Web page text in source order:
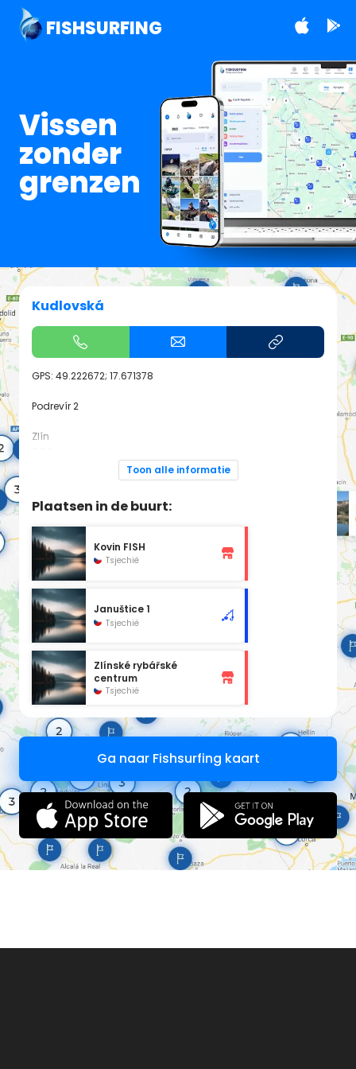
FISHSURFING
Vissen
zonder
grenzen
Kudlovská
GPS: 49.222672; 17.671378
Podrevír 2
Zlín
Dodatek pro rok 2025:
Toon alle informatie
Plaatsen in de buurt:
Kovin FISH
Tsjechië
Januštice 1
Tsjechië
Zlínské rybářské
centrum
Tsjechië
Ga naar Fishsurfing kaart